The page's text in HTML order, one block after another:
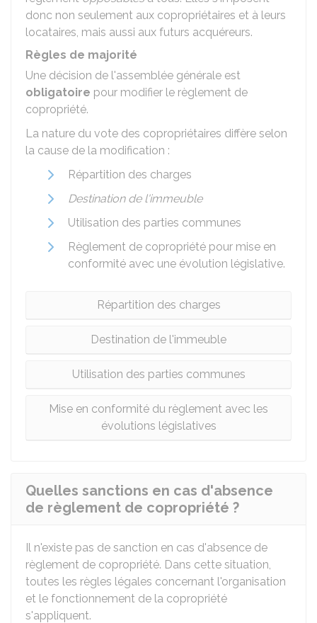
donc non seulement aux copropriétaires et à leurs
locataires, mais aussi aux futurs acquéreurs.
Règles de majorité
Une décision de l'assemblée générale est
obligatoire pour modifier le règlement de
copropriété.
La nature du vote des copropriétaires diffère selon
la cause de la modification :
Répartition des charges
Destination de l'immeuble
Utilisation des parties communes
Règlement de copropriété pour mise en
conformité avec une évolution législative.
Répartition des charges
Destination de l'immeuble
Utilisation des parties communes
Mise en conformité du règlement avec les
évolutions législatives
Quelles sanctions en cas d'absence
de règlement de copropriété ?
Il n'existe pas de sanction en cas d'absence de
règlement de copropriété. Dans cette situation,
toutes les règles légales concernant l'organisation
et le fonctionnement de la copropriété
s'appliquent.